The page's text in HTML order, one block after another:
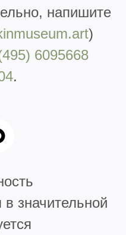
напишите
)
6095668
.
значительной